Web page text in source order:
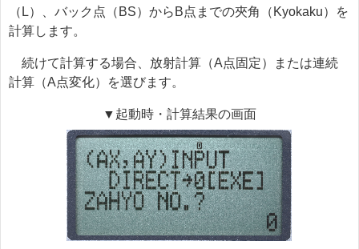
（L）、バック点（BS）からB点までの夾角（Kyokaku）を
計算します。
続けて計算する場合、放射計算（A点固定）または連続
計算（A点変化）を選びます。
▼起動時・計算結果の画面